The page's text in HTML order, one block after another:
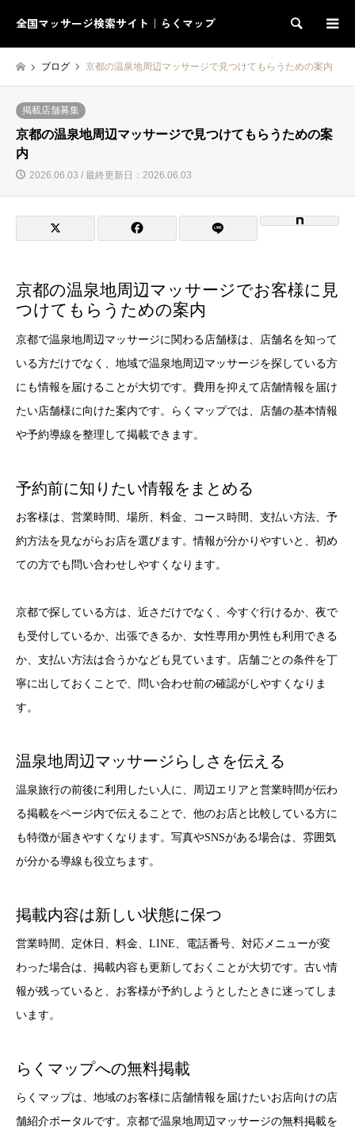
全国マッサージ検索サイト｜らくマップ 検索
ブログ 京都の温泉地周辺マッサージで見つけてもらうための案内
掲載店舗募集
京都の温泉地周辺マッサージで見つけてもらうための案
内
2026.06.03 / 最終更新日：2026.06.03
京都の温泉地周辺マッサージでお客様に見
つけてもらうための案内
京都で温泉地周辺マッサージに関わる店舗様は、店舗名を知って
いる方だけでなく、地域で温泉地周辺マッサージを探している方
にも情報を届けることが大切です。費用を抑えて店舗情報を届け
たい店舗様に向けた案内です。らくマップでは、店舗の基本情報
や予約導線を整理して掲載できます。
予約前に知りたい情報をまとめる
お客様は、営業時間、場所、料金、コース時間、支払い方法、予
約方法を見ながらお店を選びます。情報が分かりやすいと、初め
ての方でも問い合わせしやすくなります。
京都で探している方は、近さだけでなく、今すぐ行けるか、夜で
も受付しているか、出張できるか、女性専用か男性も利用できる
か、支払い方法は合うかなども見ています。店舗ごとの条件を丁
寧に出しておくことで、問い合わせ前の確認がしやすくなりま
す。
温泉地周辺マッサージらしさを伝える
温泉旅行の前後に利用したい人に、周辺エリアと営業時間が伝わ
る掲載をページ内で伝えることで、他のお店と比較している方に
も特徴が届きやすくなります。写真やSNSがある場合は、雰囲気
が分かる導線も役立ちます。
掲載内容は新しい状態に保つ
営業時間、定休日、料金、LINE、電話番号、対応メニューが変
わった場合は、掲載内容も更新しておくことが大切です。古い情
報が残っていると、お客様が予約しようとしたときに迷ってしま
います。
らくマップへの無料掲載
らくマップは、地域のお客様に店舗情報を届けたいお店向けの店
舗紹介ポータルです。京都で温泉地周辺マッサージの無料掲載を